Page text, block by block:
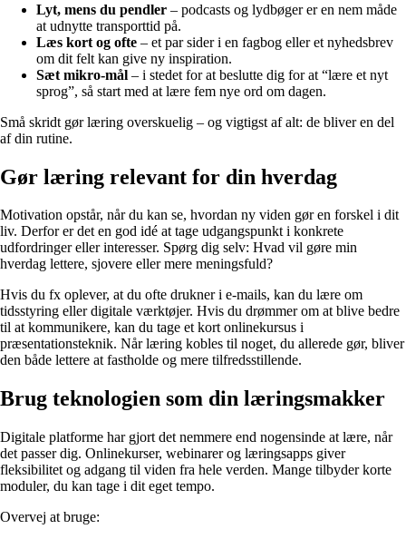
Lyt, mens du pendler – podcasts og lydbøger er en nem måde
at udnytte transporttid på.
Læs kort og ofte – et par sider i en fagbog eller et nyhedsbrev
om dit felt kan give ny inspiration.
Sæt mikro-mål – i stedet for at beslutte dig for at “lære et nyt
sprog”, så start med at lære fem nye ord om dagen.
Små skridt gør læring overskuelig – og vigtigst af alt: de bliver en del
af din rutine.
Gør læring relevant for din hverdag
Motivation opstår, når du kan se, hvordan ny viden gør en forskel i dit
liv. Derfor er det en god idé at tage udgangspunkt i konkrete
udfordringer eller interesser. Spørg dig selv: Hvad vil gøre min
hverdag lettere, sjovere eller mere meningsfuld?
Hvis du fx oplever, at du ofte drukner i e-mails, kan du lære om
tidsstyring eller digitale værktøjer. Hvis du drømmer om at blive bedre
til at kommunikere, kan du tage et kort onlinekursus i
præsentationsteknik. Når læring kobles til noget, du allerede gør, bliver
den både lettere at fastholde og mere tilfredsstillende.
Brug teknologien som din læringsmakker
Digitale platforme har gjort det nemmere end nogensinde at lære, når
det passer dig. Onlinekurser, webinarer og læringsapps giver
fleksibilitet og adgang til viden fra hele verden. Mange tilbyder korte
moduler, du kan tage i dit eget tempo.
Overvej at bruge: